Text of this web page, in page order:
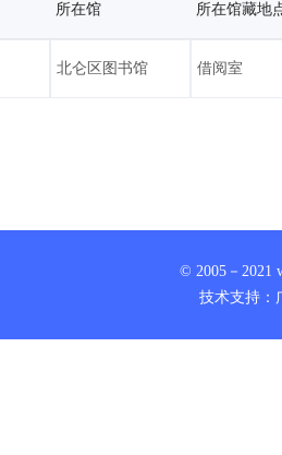
所在馆 所在馆藏地
北仑区图书馆 借阅室
© 2005－2021
技术支持：